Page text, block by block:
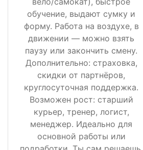
обучение, выдают сумку и
форму. Работа на воздухе, в
движении — можно взять
паузу или закончить смену.
Дополнительно: страховка,
скидки от партнёров,
круглосуточная поддержка.
Возможен рост: старший
курьер, тренер, логист,
менеджер. Идеально для
основной работы или